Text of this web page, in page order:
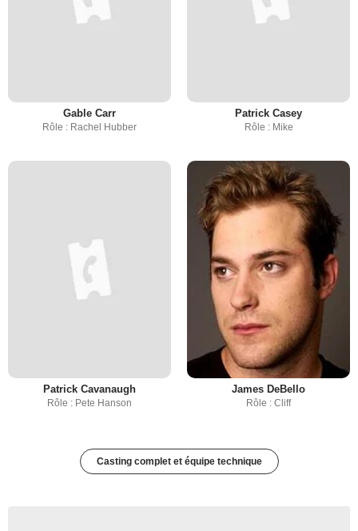
Gable Carr
Rôle : Rachel Hubber
Patrick Casey
Rôle : Mike
Patrick Cavanaugh
Rôle : Pete Hanson
James DeBello
Rôle : Cliff
Casting complet et équipe technique